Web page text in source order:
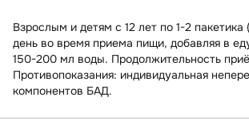
Взрослым и детям с 12 лет по 1-2 пакетика
день во время приема пищи, добавляя в
150-200 мл воды. Продолжительность
Противопоказания: индивидуальная
компонентов БАД.